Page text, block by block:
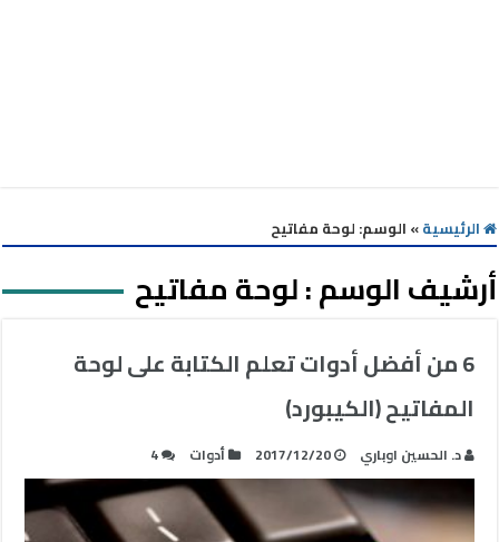
الرئيسية» الوسم: لوحة مفاتيح
أرشيف الوسم :لوحة مفاتيح
6 من أفضل أدوات تعلم الكتابة على لوحة
المفاتيح (الكيبورد)
د. الحسين اوباري 2017/12/20 أدوات 4